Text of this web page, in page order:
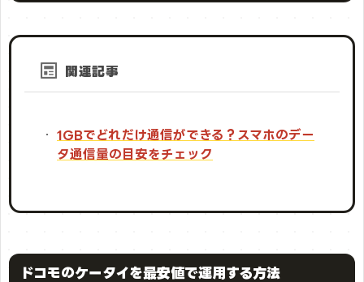
関連記事
1GBでどれだけ通信ができる？スマホのデー
タ通信量の目安をチェック
ドコモのケータイを最安値で運用する方法